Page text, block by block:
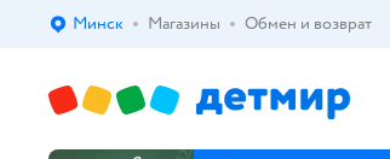
Выбор адреса доставки.
Минск Магазины Обмен и возврат